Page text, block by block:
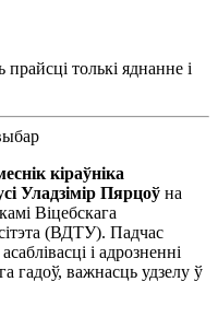
толькі яднанне і
кіраўніка
Уладзімір Пярцоў на
Віцебскага
(ВДТУ). Падчас
і адрозненні
гадоў, важнасць удзелу ў